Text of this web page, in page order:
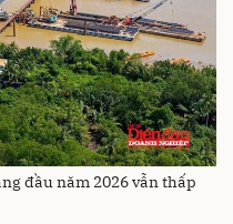
đầu năm 2026 vẫn thấp